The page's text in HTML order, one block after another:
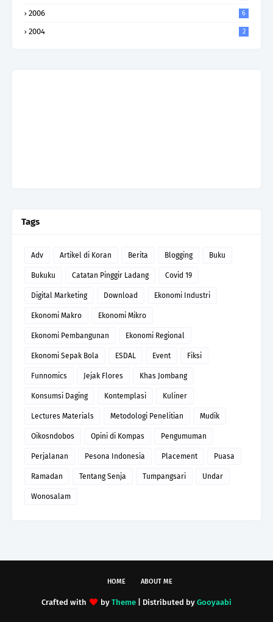
2006 6
2004 2
Tags
Adv Artikel di Koran Berita Blogging Buku
Bukuku Catatan Pinggir Ladang Covid 19
Digital Marketing Download Ekonomi Industri
Ekonomi Makro Ekonomi Mikro
Ekonomi Pembangunan Ekonomi Regional
Ekonomi Sepak Bola ESDAL Event Fiksi
Funnomics Jejak Flores Khas Jombang
Konsumsi Daging Kontemplasi Kuliner
Lectures Materials Metodologi Penelitian Mudik
Oikosndobos Opini di Kompas Pengumuman
Perjalanan Pesona Indonesia Placement Puasa
Ramadan Tentang Senja Tumpangsari Undar
Wonosalam
HOME ABOUT ME
Crafted with by Theme | Distributed by Gooyaabi